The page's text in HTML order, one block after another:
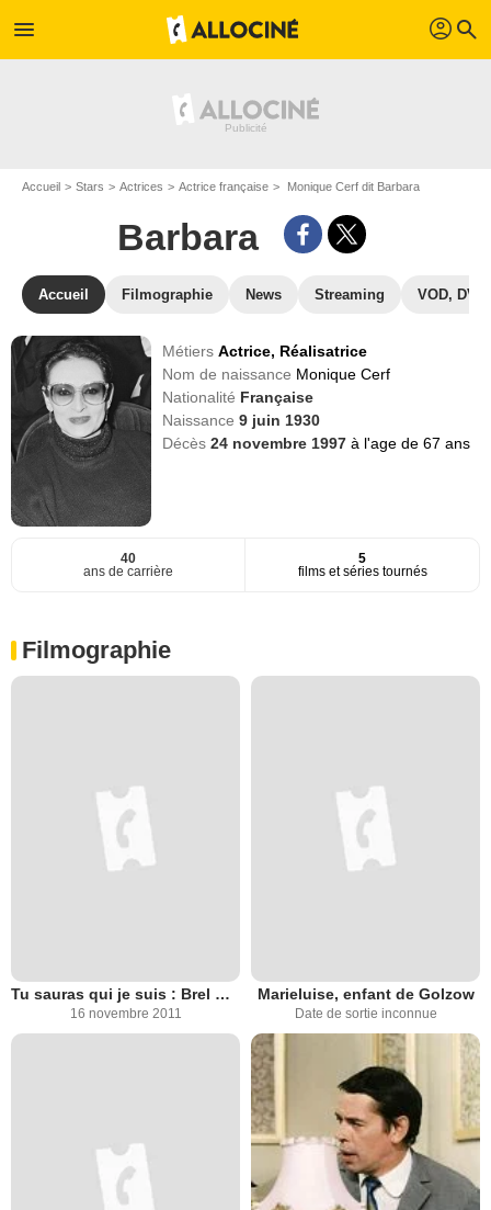
menu profil search
Accueil Stars Actrices Actrice française Monique Cerf dit Barbara
Barbara
Accueil Filmographie News Streaming VOD, DVD
MétiersActrice, Réalisatrice
Nom de naissance Monique Cerf
Nationalité Française
Naissance9 juin 1930
Décès24 novembre 1997à l'age de 67 ans
40
ans de carrière
5
films et séries tournés
Filmographie
Tu sauras qui je suis : Brel Barbara et Franz
16 novembre 2011
Marieluise, enfant de Golzow
Date de sortie inconnue